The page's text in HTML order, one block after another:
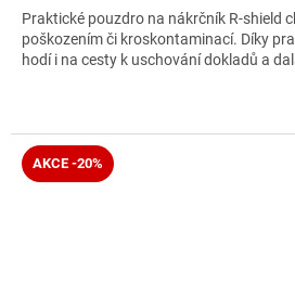
Praktické pouzdro na nákrčník R-shield
poškozením či kroskontaminací. Díky
hodí i na cesty k uschování dokladů a
AKCE -20%